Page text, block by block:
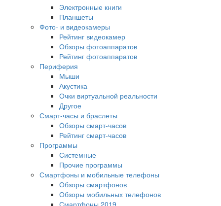
Электронные книги
Планшеты
Фото- и видеокамеры
Рейтинг видеокамер
Обзоры фотоаппаратов
Рейтинг фотоаппаратов
Периферия
Мыши
Акустика
Очки виртуальной реальности
Другое
Смарт-часы и браслеты
Обзоры смарт-часов
Рейтинг смарт-часов
Программы
Системные
Прочие программы
Смартфоны и мобильные телефоны
Обзоры смартфонов
Обзоры мобильных телефонов
Смартфоны 2019